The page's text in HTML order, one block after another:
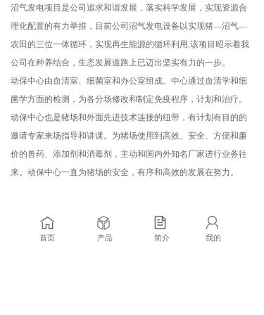
首页 产品 简介 我的
沼气发电项目是公司追求和谐发展，落实科学发展，实现资源合
理化配置的有力举措，目前公司沼气发电设备以实现猪—沼气—
农田的三位一体循环，实现再生能源的循环利用,该项目昭示着我
公司在种养结合，生态发展道路上已迈出坚实有力的一步。
动保中心由血清室、细菌室和办公室组成。中心通过血清学和细
菌学方面的检测，为各分场修改和制定免疫程序，计划和治疗。
动保中心也是猪场和外面先进技术连接的纽带，有计划有目的的
邀请专家来场指导和讲课。为猪场使用到高效、安全、方便和廉
价的兽药、添加剂和消毒剂，主动和国内外知名厂家进行业务往
来。动保中心一直为猪场的安全，有序和高效的发展在努力。